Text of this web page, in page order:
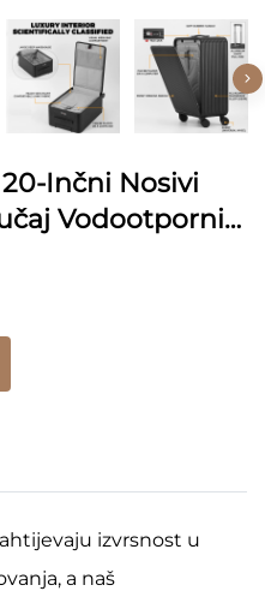
Inčni Nosivi
Vodootporni
izvrsnost u
a naš